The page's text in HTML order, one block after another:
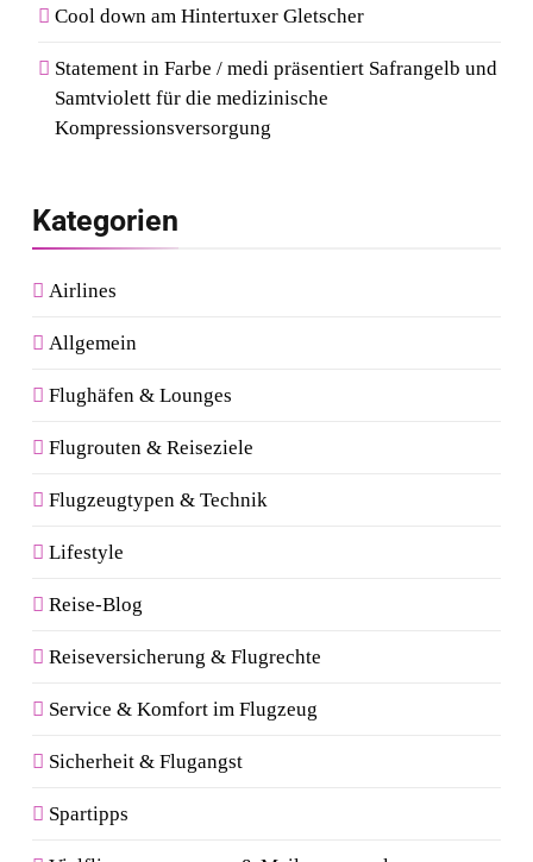
Cool down am Hintertuxer Gletscher
Statement in Farbe / medi präsentiert Safrangelb und
Samtviolett für die medizinische
Kompressionsversorgung
Kategorien
Airlines
Allgemein
Flughäfen & Lounges
Flugrouten & Reiseziele
Flugzeugtypen & Technik
Lifestyle
Reise-Blog
Reiseversicherung & Flugrechte
Service & Komfort im Flugzeug
Sicherheit & Flugangst
Spartipps